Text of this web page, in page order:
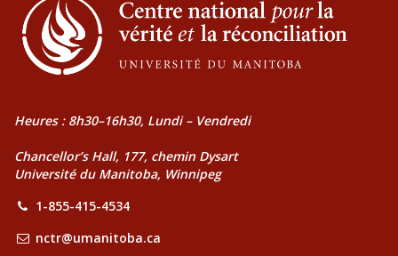
Heures : 8h30–16h30, Lundi – Vendredi
Chancellor’s Hall, 177, chemin Dysart
Université du Manitoba, Winnipeg
1-855-415-4534
nctr@umanitoba.ca